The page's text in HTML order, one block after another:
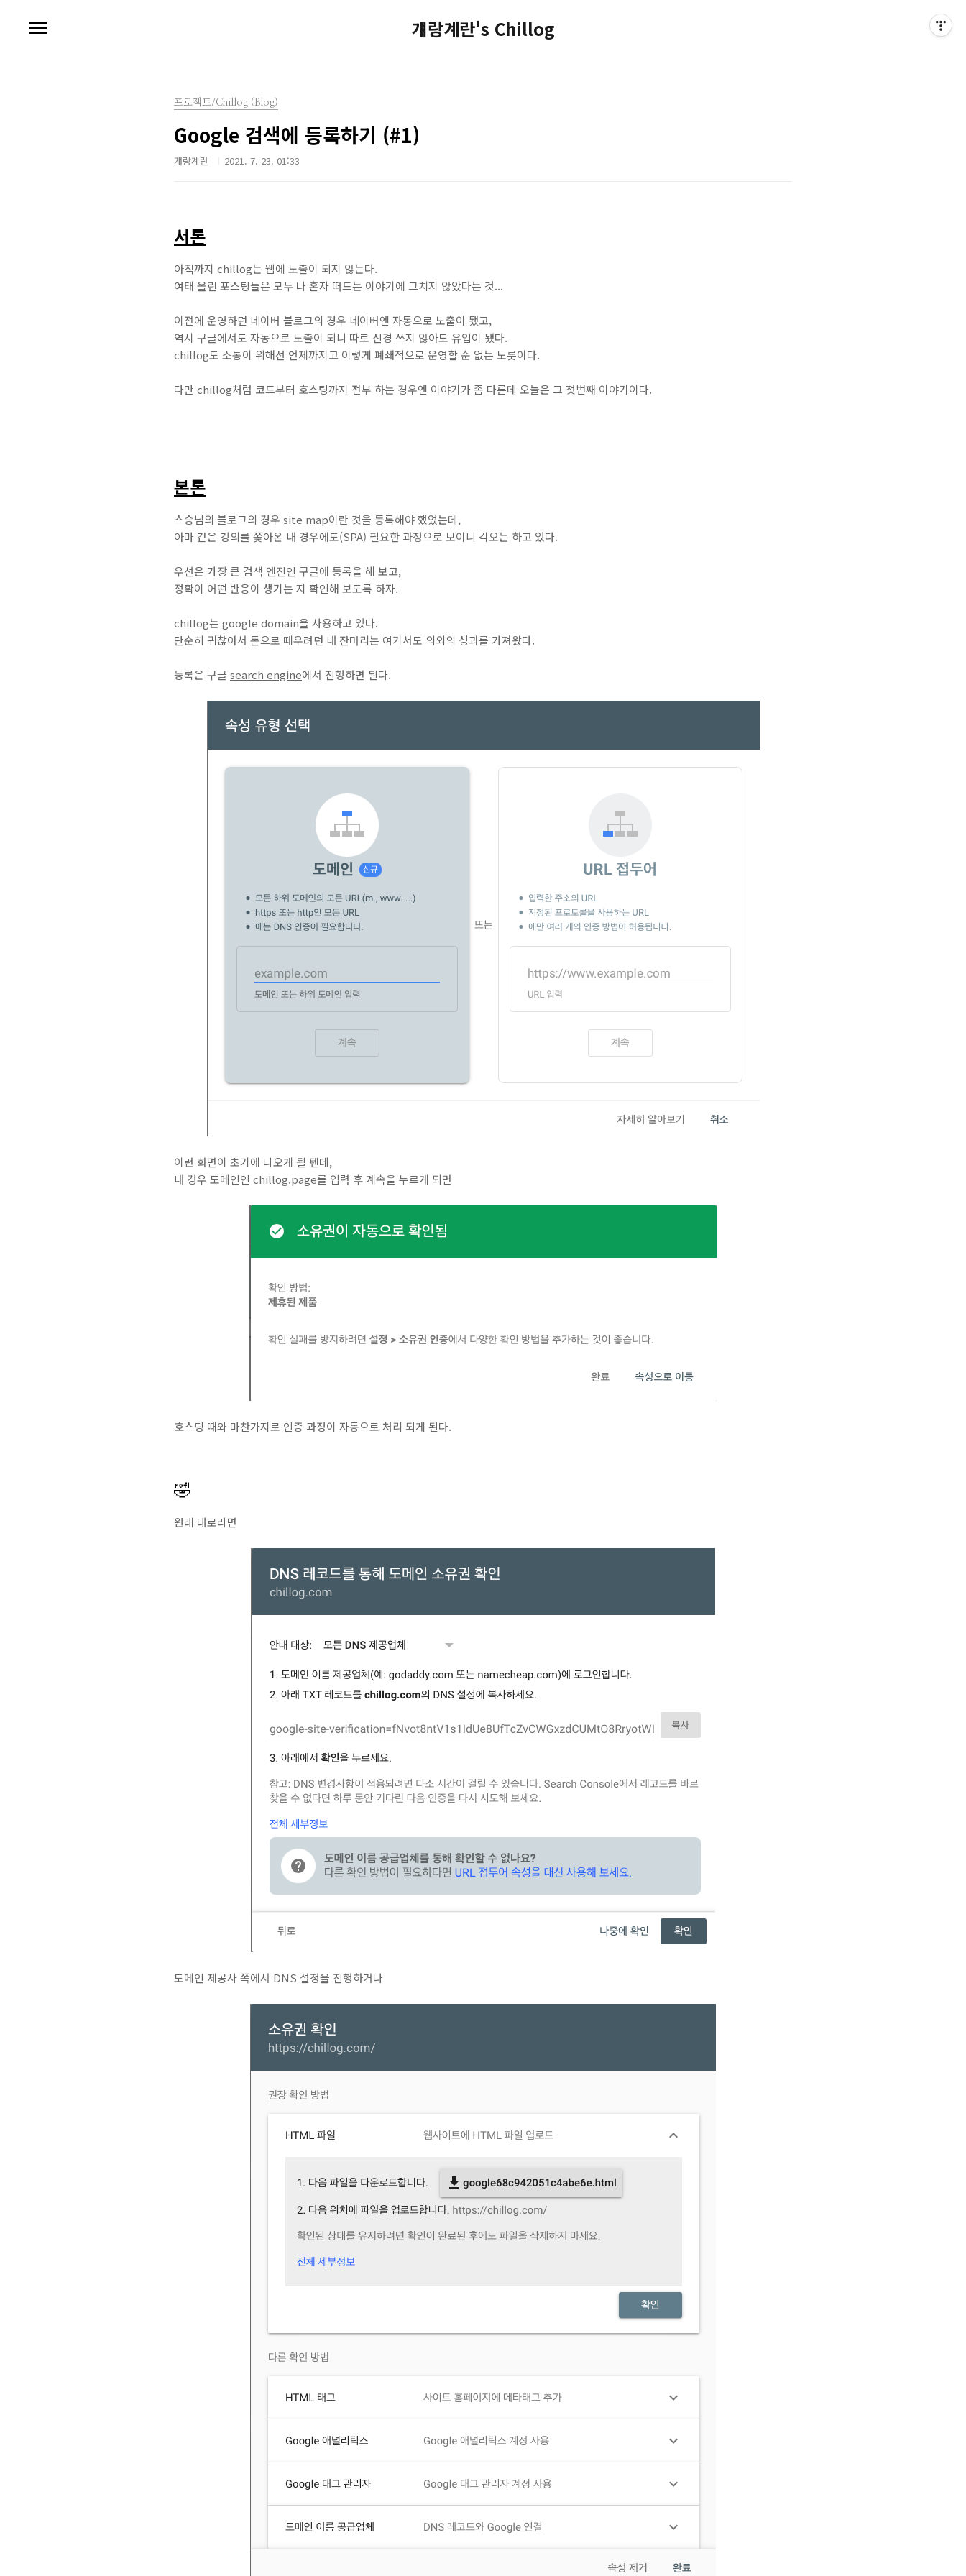
걔랑계란's Chillog
프로젝트/Chillog (Blog)
Google 검색에 등록하기 (#1)
걔랑계란 2021. 7. 23. 01:33
서론
아직까지 chillog는 웹에 노출이 되지 않는다.
여태 올린 포스팅들은 모두 나 혼자 떠드는 이야기에 그치지 않았다는 것...
이전에 운영하던 네이버 블로그의 경우 네이버엔 자동으로 노출이 됐고,
역시 구글에서도 자동으로 노출이 되니 따로 신경 쓰지 않아도 유입이 됐다.
chillog도 소통이 위해선 언제까지고 이렇게 폐쇄적으로 운영할 순 없는 노릇이다.
다만 chillog처럼 코드부터 호스팅까지 전부 하는 경우엔 이야기가 좀 다른데 오늘은 그 첫번째 이야기이다.
본론
스승님의 블로그의 경우 site map이란 것을 등록해야 했었는데,
아마 같은 강의를 쫒아온 내 경우에도(SPA) 필요한 과정으로 보이니 각오는 하고 있다.
우선은 가장 큰 검색 엔진인 구글에 등록을 해 보고,
정확이 어떤 반응이 생기는 지 확인해 보도록 하자.
chillog는 google domain을 사용하고 있다.
단순히 귀찮아서 돈으로 떼우려던 내 잔머리는 여기서도 의외의 성과를 가져왔다.
등록은 구글 search engine에서 진행하면 된다.
이런 화면이 초기에 나오게 될 텐데,
내 경우 도메인인 chillog.page를 입력 후 계속을 누르게 되면
호스팅 때와 마찬가지로 인증 과정이 자동으로 처리 되게 된다.
🤣
원래 대로라면
도메인 제공사 쪽에서 DNS 설정을 진행하거나